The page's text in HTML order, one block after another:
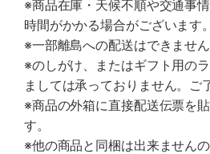
※商品在庫・天候不順や交通事
時間がかかる場合がございます。
※一部離島への配送はできません
※のしがけ、またはギフト用の
ましては承っておりません。ご
※商品の外箱に直接配送伝票を
す。
※他の商品と同梱は出来ません